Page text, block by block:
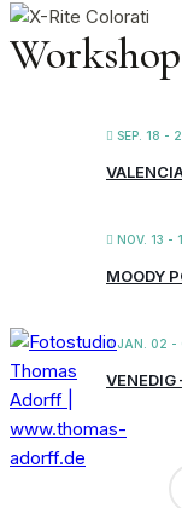
Workshop
SEP. 18 -
NOV. 13 -
MOODY
JAN. 02 -